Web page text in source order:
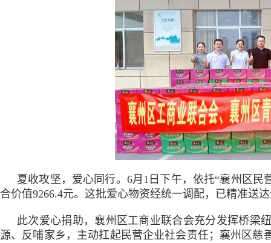
夏收攻坚，爱心同行。6月1日下午，依托“襄州区
合价值9266.4元。这批爱心物资经统一调配，已精准送
此次爱心捐助，襄州区工商业联合会充分发挥桥梁
源、反哺家乡，主动扛起民营企业社会责任；襄州区